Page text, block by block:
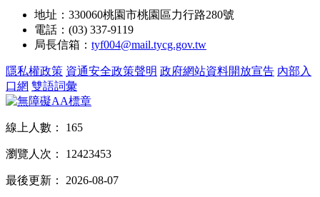
地址：330060桃園市桃園區力行路280號
電話：(03) 337-9119
局長信箱： tyf004@mail.tycg.gov.tw
隱私權政策 資通安全政策聲明 政府網站資料開放宣告 內部入
口網 雙語詞彙
線上人數： 165
瀏覽人次： 12423453
最後更新： 2026-08-07